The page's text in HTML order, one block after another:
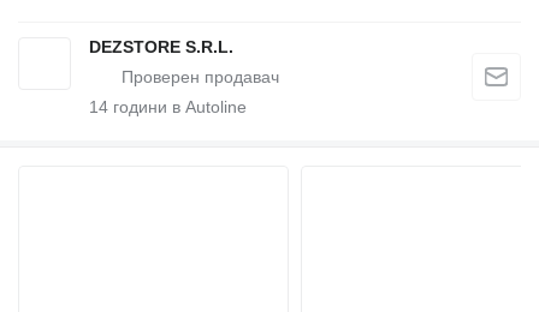
DEZSTORE S.R.L.
14 години в Autoline